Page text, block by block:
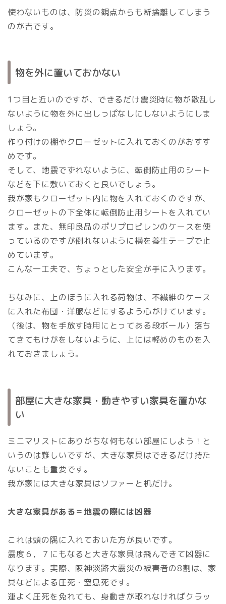
使わないものは、防災の観点からも断捨離してしまう
のが吉です。
物を外に置いておかない
1つ目と近いのですが、できるだけ震災時に物が散乱し
ないように物を外に出しっぱなしにしないようにしま
しょう。
作り付けの棚やクローゼットに入れておくのがおすす
めです。
そして、地震でずれないように、転倒防止用のシート
などを下に敷いておくと良いでしょう。
我が家もクローゼット内に物を入れておくのですが、
クローゼットの下全体に転倒防止用シートを入れてい
ます。また、無印良品のポリプロピレンのケースを使
っているのですが倒れないように横を養生テープで止
めています。
こんな一工夫で、ちょっとした安全が手に入ります。
ちなみに、上のほうに入れる荷物は、不繊維のケース
に入れた布団・洋服などにするよう心がけています。
（後は、物を手放す時用にとってある段ボール）落ち
てきてもけがをしないように、上には軽めのものを入
れておきましょう。
部屋に大きな家具・動きやすい家具を置かな
い
ミニマリストにありがちな何もない部屋にしよう！と
いうのは難しいですが、大きな家具はできるだけ持た
ないことも重要です。
我が家には大きな家具はソファーと机だけ。
大きな家具がある＝地震の際には凶器
これは頭の隅に入れておいた方が良いです。
震度６，７にもなると大きな家具は飛んできて凶器に
なります。実際、阪神淡路大震災の被害者の8割は、家
具などによる圧死・窒息死です。
運よく圧死を免れても、身動きが取れなければクラッ